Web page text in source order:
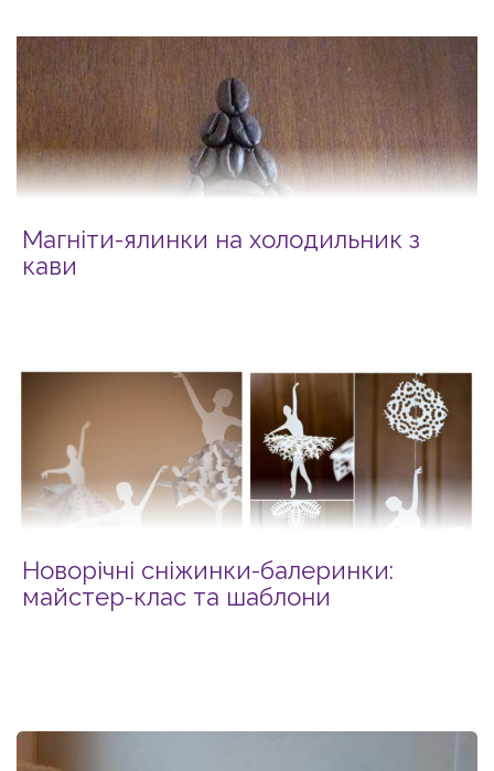
Магніти-ялинки на холодильник з
кави
Новорічні сніжинки-балеринки:
майстер-клас та шаблони